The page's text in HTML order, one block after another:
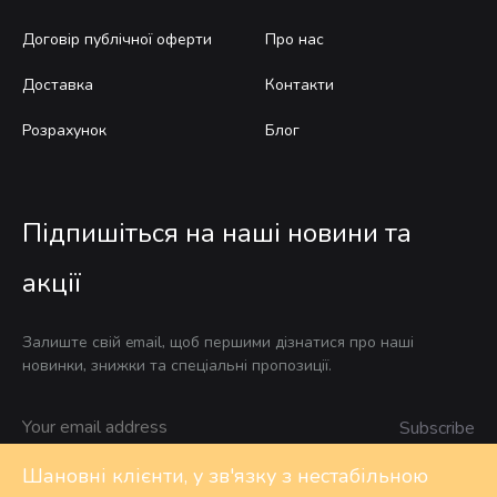
Договір публічної оферти
Доставка
Розрахунок
Про нас
Контакти
Блог
Підпишіться на наші новини та
акції
Залиште свій email, щоб першими дізнатися про наші
новинки, знижки та спеціальні пропозиції.
Шановні клієнти, у зв'язку з нестабільною